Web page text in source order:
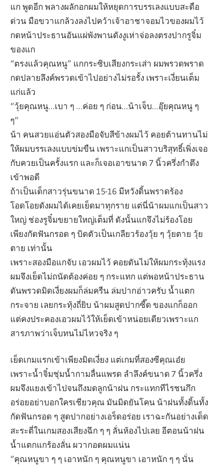
แก พูดอีก พลางผลักอกผมให้หยุดการบรรเลงแบบสะดือ
ด่วน มือขวาแกล้วงลงไปคว้าเจ้าอาชาจอมไวของผมไว้
กดหน้าประธานอันแผ่พังพานดังงูเห่าจ่อลงตรงปากรูจิ๋ม
ของแก
“ตรงแล้วคุณหนู” แกกระซิบเสียงกระเส่า ผมพรวดพราด
กดปลายลึงค์พรวดเข้าไปอย่างไม่รอรั้ง เพราะเงี่ยนเต็ม
แก่แล้ว
“วุ้ยคุณหนู…เบา ๆ …ค่อย ๆ ก่อน…น้าเจ็บ…อุ๊ยคุณหนู ๆ
ๆ”
น้า คนสวยแอ่นตัวสองมือจับสีข้างผมไว้ คอยต้านทานไม่
ให้ผมบรรเลงแบบข่มขืน เพราะแกเป็นสาวบริสุทธิ์เพิ่งเจอ
กับควยเป็นครั้งแรก และก็เจอเอาขนาด 7 นิ้วครึ่งกำตึง
เข้าพอดี
ถ้าเป็นเด็กสาวรุ่นขนาด 15-16 มีหวังดิ้นพราดร้อง
โอดโอยดังผมได้เคยเย็ดมาทุกราย แต่นี่น้าผมแกเป็นสาว
ใหญ่ ช่องรูจิ๋มขยายใหญ่เต็มที่ ดังนั้นแกจึงไม่ร้องโอย
เพียงกัดฟันกรอด ๆ บิดตัวเป็นเกลียวร้องวุ้ย ๆ วุ้ยตาย วุ้ย
ตาย เท่านั้น
เพราะสองมือแกจับ เอวผมไว้ คอยดันไม่ให้ผมกระทุ้งแรง
ผมจึงเย็ดไม่ถนัดต้องค่อย ๆ กระแทก แต่พอหน้าประธาน
ดันพรวดมิดเงี่ยงผมก็ล่มครืน ล่มปากอ่าวครับ น้ำแตก
กระจาย เลยกระทุ้งถี่ยิบ น้าผมสูดปากซี๊ด ของแกก็ออก
แต่คงประคองเอวผมไว้ให้เย็ดเข้าหน่อยเดียวเพราะแก
สารภาพว่าเจ็บทนไม่ไหวจริง ๆ
เย็ดเกมแรกเข้าเพียงมิดเงี่ยง แต่เกมที่สองซีคุณเอ๋ย
เพราะน้ำจิ๋มชุ่มน้ำกามลื่นแพรด ลำลึงค์ขนาด 7 นิ้วครึ่ง
ผมจึงแยงเข้าไปจนถึงมดลูกน้าฝน กระแทกทีไรชนกึก
อร่อยอย่าบอกใครเชียวคุณ มันมิดยันโคน น้าฝนทั้งดิ้นทั้ง
กัดฟันกรอด ๆ สูดปากอย่างเอร็ดอร่อย เราฉะกันอย่างเด็ด
สะระตี่ในเกมสองเสียงฉึก ๆ ๆ ลั่นห้องไปเลย อีตอนน้าฝน
น้ำแตกแกร้องลั่น ผวากอดผมแน่น
“คุณหนูขา ๆ ๆ เอาหนัก ๆ คุณหนูขา เอาหนัก ๆ ๆ นั่น